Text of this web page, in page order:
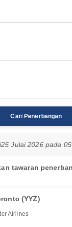
Cari Penerbangan
25 Julai 2026 pada
tawaran
(YYZ)
Airlines